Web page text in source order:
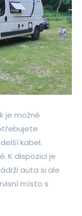
je možné
kabel.
K dispozici je
auta si ale
místo s